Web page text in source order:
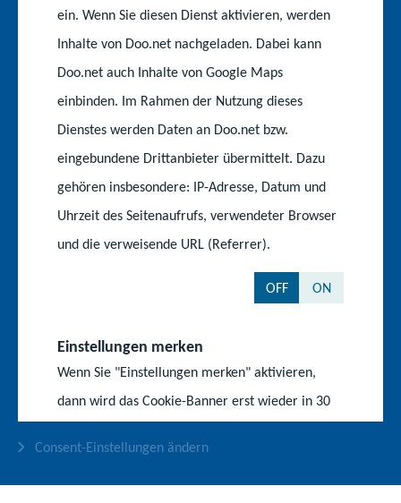
ein. Wenn Sie diesen Dienst aktivieren, werden
Inhalte von Doo.net nachgeladen. Dabei kann
Doo.net auch Inhalte von Google Maps
einbinden. Im Rahmen der Nutzung dieses
Dienstes werden Daten an Doo.net bzw.
eingebundene Drittanbieter übermittelt. Dazu
gehören insbesondere: IP-Adresse, Datum und
Uhrzeit des Seitenaufrufs, verwendeter Browser
und die verweisende URL (Referrer).
OFF ON
Einstellungen merken
Wenn Sie "Einstellungen merken" aktivieren,
dann wird das Cookie-Banner erst wieder in 30
settings" mit einer Gültigkeit von 30 Tagen von
Ihrem Browser gespeichert.
Karriereportal der Landesverwaltung
Kultusministerkonferenz
Deutscher Bildungsserver
Service
Rechtsvorschriften
Datenschutz
Barrierefreiheit
Consent-Einstellungen ändern